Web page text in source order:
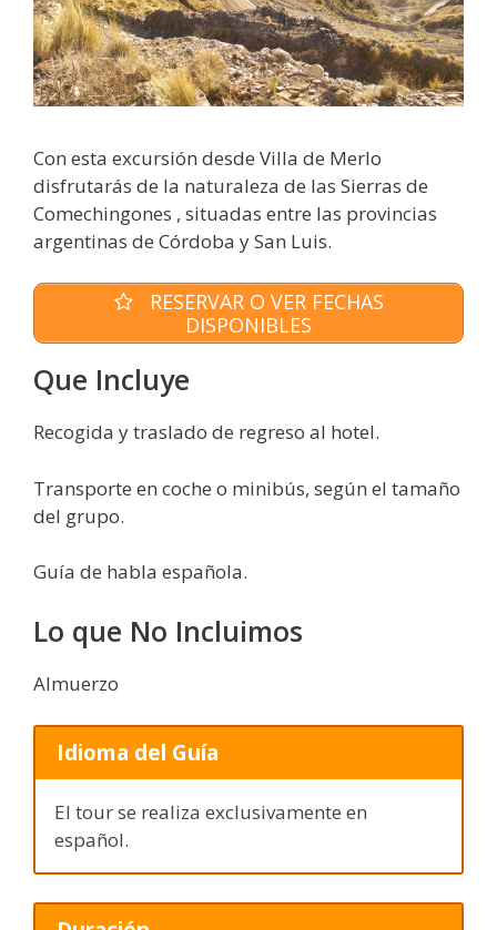
Con esta excursión desde Villa de Merlo
disfrutarás de la naturaleza de las Sierras de
Comechingones , situadas entre las provincias
argentinas de Córdoba y San Luis.
RESERVAR O VER FECHAS
DISPONIBLES
Que Incluye
Recogida y traslado de regreso al hotel.
Transporte en coche o minibús, según el tamaño
del grupo.
Guía de habla española.
Lo que No Incluimos
Almuerzo
Idioma del Guía
El tour se realiza exclusivamente en
español.